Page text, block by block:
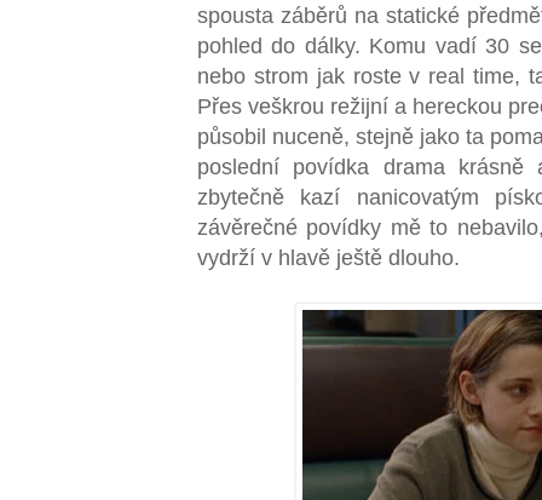
spousta záběrů na statické
pohled do dálky. Komu vadí 30
nebo strom jak roste v real time,
Přes veškrou režijní a hereckou
působil nuceně, stejně jako ta
poslední povídka drama krásně
zbytečně kazí nanicovatým
závěrečné povídky mě to
vydrží v hlavě ještě dlouho.